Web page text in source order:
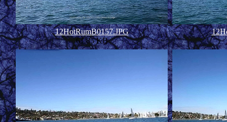
12HotRumB0157.JPG
61.85 KB